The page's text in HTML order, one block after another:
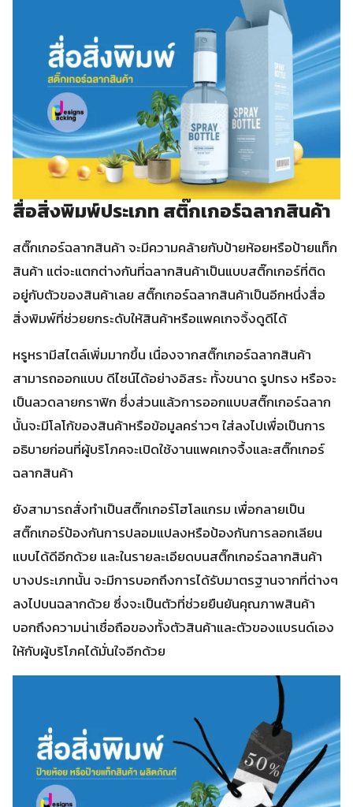
สื่อสิ่งพิมพ์ประเภท สติ๊กเกอร์ฉลากสินค้า
สติ๊กเกอร์ฉลากสินค้า จะมีความคล้ายกับป้ายห้อยหรือป้ายแท็ก
สินค้า แต่จะแตกต่างกันที่ฉลากสินค้าเป็นแบบสติ๊กเกอร์ที่ติด
อยู่กับตัวของสินค้าเลย สติ๊กเกอร์ฉลากสินค้าเป็นอีกหนึ่งสื่อ
สิ่งพิมพ์ที่ช่วยยกระดับให้สินค้าหรือแพคเกจจิ้งดูดีได้
หรูหรามีสไตล์เพิ่มมากขึ้น เนื่องจากสติ๊กเกอร์ฉลากสินค้า
สามารถออกแบบ ดีไซน์ได้อย่างอิสระ ทั้งขนาด รูปทรง หรือจะ
เป็นลวดลายกราฟิก ซึ่งส่วนแล้วการออกแบบสติ๊กเกอร์ฉลาก
นั้นจะมีโลโก้ของสินค้าหรือข้อมูลคร่าวๆ ใส่ลงไปเพื่อเป็นการ
อธิบายก่อนที่ผู้บริโภคจะเปิดใช้งานแพคเกจจื้งและสติ๊กเกอร์
ฉลากสินค้า
ยังสามารถสั่งทำเป็นสติ๊กเกอร์โฮโลแกรม เพื่อกลายเป็น
สติ๊กเกอร์ป้องกันการปลอมแปลงหรือป้องกันการลอกเลียน
แบบได้ดีอีกด้วย และในรายละเอียดบนสติ๊กเกอร์ฉลากสินค้า
บางประเภทนั้น จะมีการบอกถึงการได้รับมาตรฐานจากที่ต่างๆ
ลงไปบนฉลากด้วย ซึ่งจะเป็นตัวที่ช่วยยืนยันคุณภาพสินค้า
บอกถึงความน่าเชื่อถือของทั้งตัวสินค้าและตัวของแบรนด์เอง
ให้กับผู้บริโภคได้มั่นใจอีกด้วย